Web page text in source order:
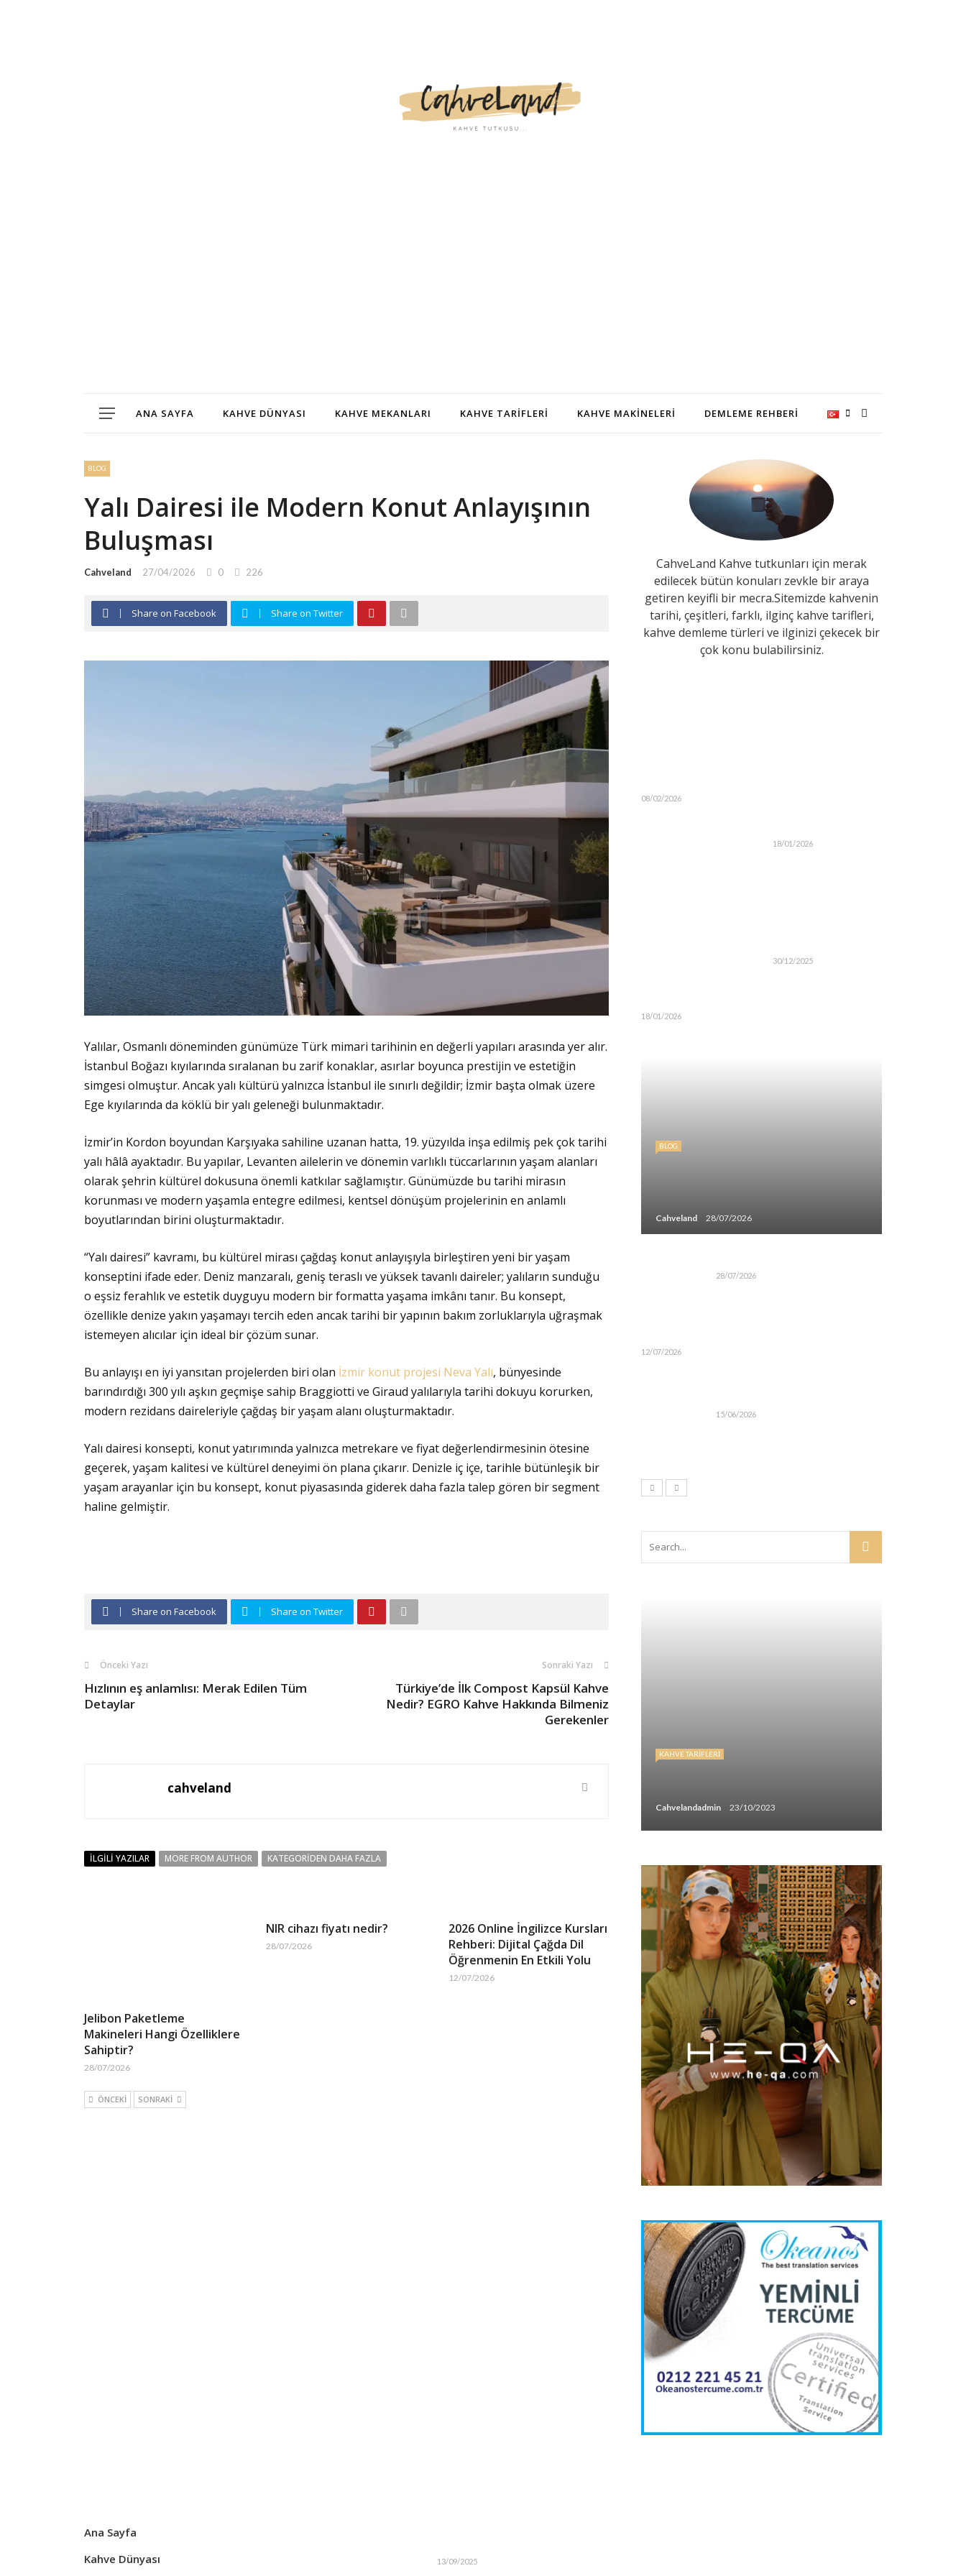
ANA SAYFA KAHVE DÜNYASI KAHVE MEKANLARI KAHVE TARIFLERI KAHVE MAKINELERI DEMLEME REHBERI
BLOG
Yalı Dairesi ile Modern Konut Anlayışının
Buluşması
Cahveland 27/04/2026 0 226
Share on Facebook Share on Twitter
Yalılar, Osmanlı döneminden günümüze Türk mimari tarihinin en değerli yapıları arasında yer alır.
İstanbul Boğazı kıyılarında sıralanan bu zarif konaklar, asırlar boyunca prestijin ve estetiğin
simgesi olmuştur. Ancak yalı kültürü yalnızca İstanbul ile sınırlı değildir; İzmir başta olmak üzere
Ege kıyılarında da köklü bir yalı geleneği bulunmaktadır.
İzmir’in Kordon boyundan Karşıyaka sahiline uzanan hatta, 19. yüzyılda inşa edilmiş pek çok tarihi
yalı hâlâ ayaktadır. Bu yapılar, Levanten ailelerin ve dönemin varlıklı tüccarlarının yaşam alanları
olarak şehrin kültürel dokusuna önemli katkılar sağlamıştır. Günümüzde bu tarihi mirasın
korunması ve modern yaşamla entegre edilmesi, kentsel dönüşüm projelerinin en anlamlı
boyutlarından birini oluşturmaktadır.
“Yalı dairesi” kavramı, bu kültürel mirası çağdaş konut anlayışıyla birleştiren yeni bir yaşam
konseptini ifade eder. Deniz manzaralı, geniş teraslı ve yüksek tavanlı daireler; yalıların sunduğu
o eşsiz ferahlık ve estetik duyguyu modern bir formatta yaşama imkânı tanır. Bu konsept,
özellikle denize yakın yaşamayı tercih eden ancak tarihi bir yapının bakım zorluklarıyla uğraşmak
istemeyen alıcılar için ideal bir çözüm sunar.
Bu anlayışı en iyi yansıtan projelerden biri olan İzmir konut projesi Neva Yalı, bünyesinde
barındırdığı 300 yılı aşkın geçmişe sahip Braggiotti ve Giraud yalılarıyla tarihi dokuyu korurken,
modern rezidans daireleriyle çağdaş bir yaşam alanı oluşturmaktadır.
Yalı dairesi konsepti, konut yatırımında yalnızca metrekare ve fiyat değerlendirmesinin ötesine
geçerek, yaşam kalitesi ve kültürel deneyimi ön plana çıkarır. Denizle iç içe, tarihle bütünleşik bir
yaşam arayanlar için bu konsept, konut piyasasında giderek daha fazla talep gören bir segment
haline gelmiştir.
Share on Facebook Share on Twitter
Önceki Yazı
Hızlının eş anlamlısı: Merak Edilen Tüm
Detaylar
Sonraki Yazı
Türkiye’de İlk Compost Kapsül Kahve
Nedir? EGRO Kahve Hakkında Bilmeniz
Gerekenler
cahveland
İLGILI YAZILAR MORE FROM AUTHOR KATEGORIDEN DAHA FAZLA
Jelibon Paketleme
Makineleri Hangi Özelliklere
Sahiptir?
28/07/2026
NIR cihazı fiyatı nedir?
28/07/2026
2026 Online İngilizce Kursları
Rehberi: Dijital Çağda Dil
Öğrenmenin En Etkili Yolu
12/07/2026
ÖNCEKI SONRAKI
CahveLand Kahve tutkunları için merak
edilecek bütün konuları zevkle bir araya
getiren keyifli bir mecra.Sitemizde kahvenin
tarihi, çeşitleri, farklı, ilginç kahve tarifleri,
kahve demleme türleri ve ilginizi çekecek bir
çok konu bulabilirsiniz.
08/02/2026
18/01/2026
18/01/2026
30/12/2025
BLOG
Cahveland 28/07/2026
28/07/2026
12/07/2026
15/06/2026
KAHVE TARIFLERI
Cahvelandadmin 23/10/2023
Ana Sayfa
Kahve Dünyası
13/09/2025